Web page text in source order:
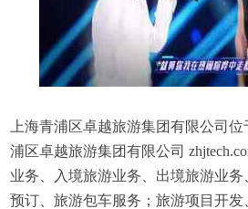
上海青浦区卓越旅游集团有限公司
浦区卓越旅游集团有限公司
业务、入境旅游业务、出境旅游业
预订、旅游包车服务；旅游项目开